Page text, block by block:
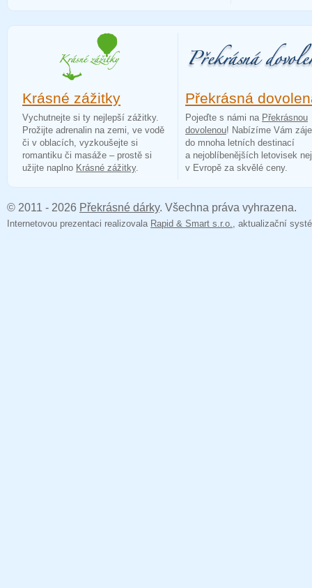
Krásné zážitky
Vychutnejte si ty nejlepší zážitky.
Prožijte adrenalin na zemi, ve vodě
či v oblacích, vyzkoušejte si
romantiku či masáže – prostě si
užijte naplno Krásné zážitky.
Překrásná
Pojeďte s námi na Překrásnou
dovolenou! Nabízíme Vám
do mnoha letních destinací
a nejoblíbenějších letovisek
v Evropě za skvělé ceny.
© 2011 - 2026 Překrásné dárky. Všechna práva vyhrazena.
Internetovou prezentaci realizovala Rapid & Smart s.r.o. , aktualizační